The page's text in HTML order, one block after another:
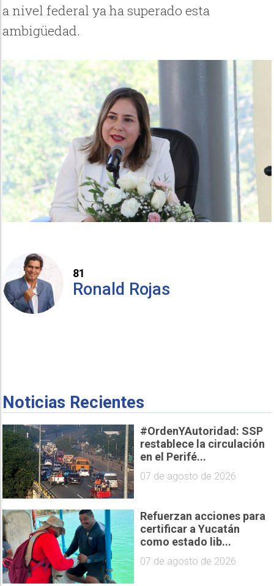
a nivel federal ya ha superado esta
ambigüedad.
81
Ronald Rojas
Noticias Recientes
#OrdenYAutoridad: SSP
restablece la circulación
en el Perifé...
07 de agosto de 2026
Refuerzan acciones para
certificar a Yucatán
como estado lib...
07 de agosto de 2026